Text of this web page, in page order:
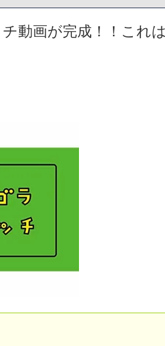
の
」
除し
【画像】身長155cm・体重
広末涼子さん、正気に戻って
Powered by livedoor 相互RSS
動画が完成！！これ